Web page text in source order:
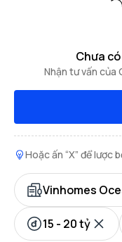
Chưa
Nhận tư vấn của
Hoặc ấn “X” để lược
Vinhomes
15 - 20 tỷ